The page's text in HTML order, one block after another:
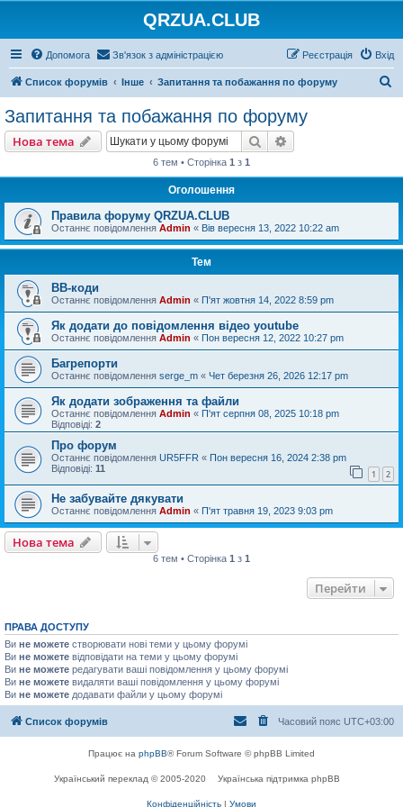
QRZUA.CLUB
Допомога Зв'язок з адміністрацією Вхід
Реєстрація
Список форумів Інше Запитання та побажання по форуму
Запитання та побажання по форуму
Нова тема Пошук
6 тем • Сторінка 1 з 1
Оголошення
Правила форуму QRZUA.CLUB
Останнє повідомлення Admin « Вів вересня 13, 2022 10:22 am
Тем
BB-коди
Останнє повідомлення Admin « П'ят жовтня 14, 2022 8:59 pm
Як додати до повідомлення відео youtube
Останнє повідомлення Admin « Пон вересня 12, 2022 10:27 pm
Багрепорти
Останнє повідомлення serge_m « Чет березня 26, 2026 12:17 pm
Як додати зображення та файли
Останнє повідомлення Admin « П'ят серпня 08, 2025 10:18 pm
Відповіді: 2
Про форум
Останнє повідомлення UR5FFR « Пон вересня 16, 2024 2:38 pm
Відповіді: 11 1 2
Не забувайте дякувати
Останнє повідомлення Admin « П'ят травня 19, 2023 9:03 pm
Нова тема
6 тем • Сторінка 1 з 1
Перейти
ПРАВА ДОСТУПУ
Ви не можете створювати нові теми у цьому форумі
Ви не можете відповідати на теми у цьому форумі
Ви не можете редагувати ваші повідомлення у цьому форумі
Ви не можете видаляти ваші повідомлення у цьому форумі
Ви не можете додавати файли у цьому форумі
Список форумів Часовий пояс UTC+03:00
Працює на phpBB® Forum Software © phpBB Limited
Український переклад © 2005-2020 Українська підтримка phpBB
Конфіденційність | Умови